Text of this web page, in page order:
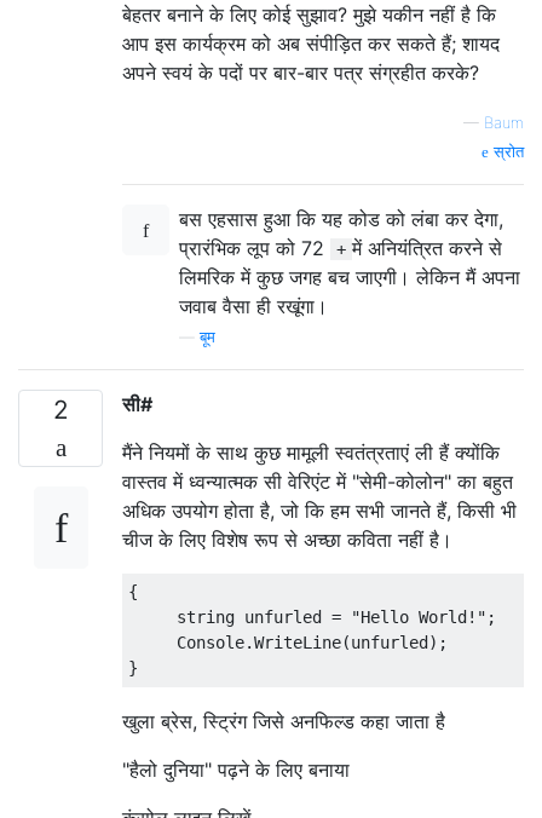
बेहतर बनाने के लिए कोई सुझाव? मुझे यकीन नहीं है कि
आप इस कार्यक्रम को अब संपीड़ित कर सकते हैं; शायद
अपने स्वयं के पदों पर बार-बार पत्र संग्रहीत करके?
— Baum
स्रोत
बस एहसास हुआ कि यह कोड को लंबा कर देगा,
प्रारंभिक लूप को 72
+ में अनियंत्रित करने से
लिमरिक में कुछ जगह बच जाएगी। लेकिन मैं अपना
जवाब वैसा ही रखूंगा।
—बूम
2
सी#
मैंने नियमों के साथ कुछ मामूली स्वतंत्रताएं ली हैं क्योंकि
वास्तव में ध्वन्यात्मक सी वेरिएंट में "सेमी-कोलोन" का बहुत
अधिक उपयोग होता है, जो कि हम सभी जानते हैं, किसी भी
चीज के लिए विशेष रूप से अच्छा कविता नहीं है।
{
     string unfurled = "Hello World!";
     Console.WriteLine(unfurled);
खुला ब्रेस, स्ट्रिंग जिसे अनफिल्ड कहा जाता है
"हैलो दुनिया" पढ़ने के लिए बनाया